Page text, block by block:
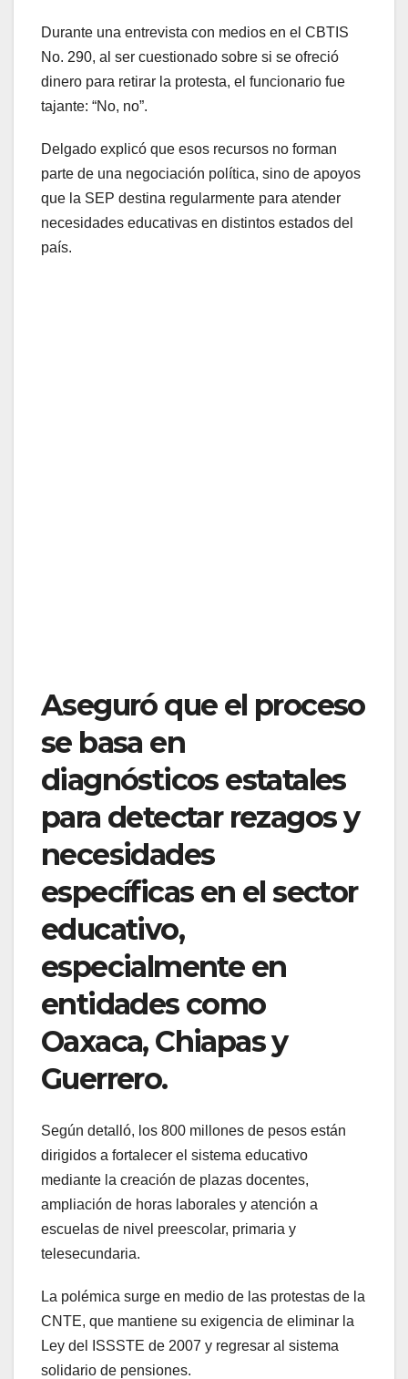
Durante una entrevista con medios en el CBTIS
No. 290, al ser cuestionado sobre si se ofreció
dinero para retirar la protesta, el funcionario fue
tajante: “No, no”.
Delgado explicó que esos recursos no forman
parte de una negociación política, sino de apoyos
que la SEP destina regularmente para atender
necesidades educativas en distintos estados del
país.
Aseguró que el proceso
se basa en
diagnósticos estatales
para detectar rezagos y
necesidades
específicas en el sector
educativo,
especialmente en
entidades como
Oaxaca, Chiapas y
Guerrero.
Según detalló, los 800 millones de pesos están
dirigidos a fortalecer el sistema educativo
mediante la creación de plazas docentes,
ampliación de horas laborales y atención a
escuelas de nivel preescolar, primaria y
telesecundaria.
La polémica surge en medio de las protestas de la
CNTE, que mantiene su exigencia de eliminar la
Ley del ISSSTE de 2007 y regresar al sistema
solidario de pensiones.